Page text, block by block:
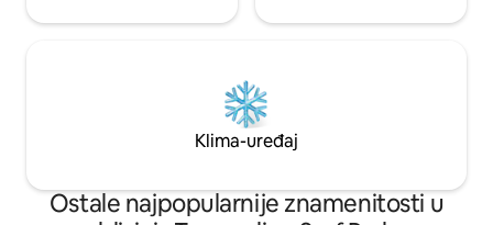
Klima-uređaj
Ostale najpopularnije znamenitosti u